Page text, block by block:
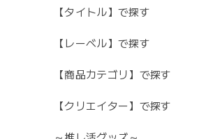
【タイトル】で探す
【レーベル】で探す
【商品カテゴリ】で探す
【クリエイター】で探す